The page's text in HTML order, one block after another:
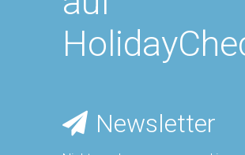
Newsletter